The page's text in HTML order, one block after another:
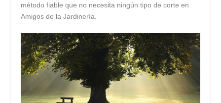
método fiable que no necesita ningún tipo de corte en
Amigos de la Jardinería.